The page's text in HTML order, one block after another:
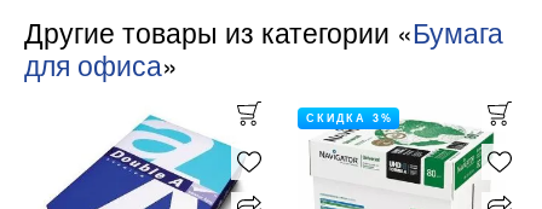
Другие товары из категории «Бумага
для офиса»
СКИДКА 3%